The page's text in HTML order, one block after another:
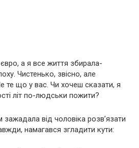
а я все життя збирала-
Чистенько, звісно, але
те що у вас. Чи хочеш сказати, я
літ по-людськи пожити?
від чоловіка розв’язати
намагався згладити кути: